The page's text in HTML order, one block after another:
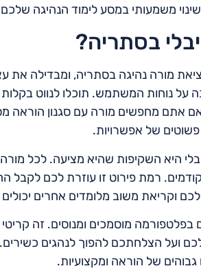
משמעותי במסע לימוד הנהיגה
בסתריה?
מורה נהיגה בסתריה, ומבדילה
נוחות המשתמש. תוכלו לנווט
אם אתם מחפשים מורה עם סגנון הוראה
פשוטים של אפשרויות.
היא השקיפות שהיא מציעה. לכל
קודמים. רמת פירוט זו עוזרת לכם
וקריאת משוב מלומדים אחרים
מוסמכים ומנוסים. זה
ועל הצלחתכם להפוך לנהגים
של הוראה ומקצועיות.